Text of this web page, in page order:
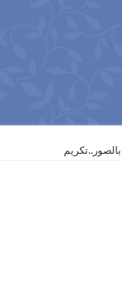
بالصور..تكريم